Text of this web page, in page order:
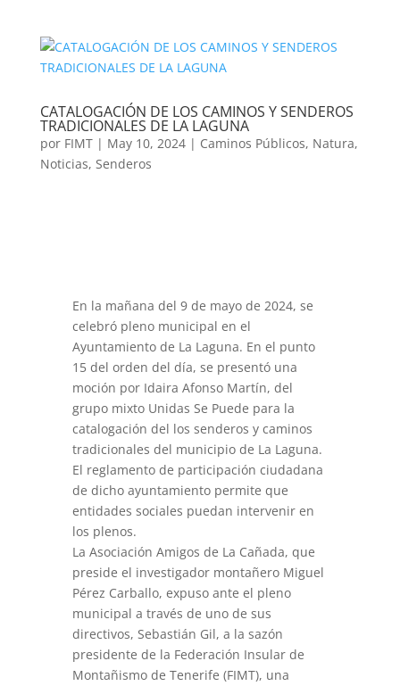
CATALOGACIÓN DE LOS CAMINOS Y SENDEROS
TRADICIONALES DE LA LAGUNA
por FIMT| May 10, 2024| Caminos Públicos, Natura,
Noticias, Senderos
En la mañana del 9 de mayo de 2024, se
celebró pleno municipal en el
Ayuntamiento de La Laguna. En el punto
15 del orden del día, se presentó una
moción por Idaira Afonso Martín, del
grupo mixto Unidas Se Puede para la
catalogación del los senderos y caminos
tradicionales del municipio de La Laguna.
El reglamento de participación ciudadana
de dicho ayuntamiento permite que
entidades sociales puedan intervenir en
los plenos.
La Asociación Amigos de La Cañada, que
preside el investigador montañero Miguel
Pérez Carballo, expuso ante el pleno
municipal a través de uno de sus
directivos, Sebastián Gil, a la sazón
presidente de la Federación Insular de
Montañismo de Tenerife (FIMT), una